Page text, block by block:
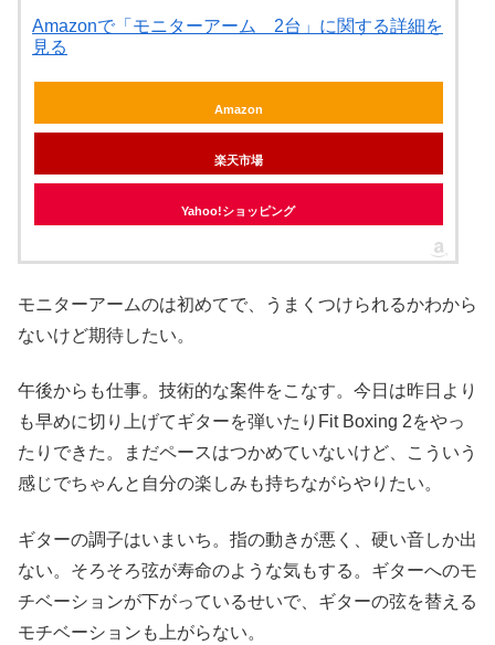
Amazonで「モニターアーム 2台」に関する詳細を
見る
Amazon
楽天市場
Yahoo!ショッピング
モニターアームのは初めてで、うまくつけられるかわから
ないけど期待したい。
午後からも仕事。技術的な案件をこなす。今日は昨日より
も早めに切り上げてギターを弾いたりFit Boxing 2をやっ
たりできた。まだペースはつかめていないけど、こういう
感じでちゃんと自分の楽しみも持ちながらやりたい。
ギターの調子はいまいち。指の動きが悪く、硬い音しか出
ない。そろそろ弦が寿命のような気もする。ギターへのモ
チベーションが下がっているせいで、ギターの弦を替える
モチベーションも上がらない。